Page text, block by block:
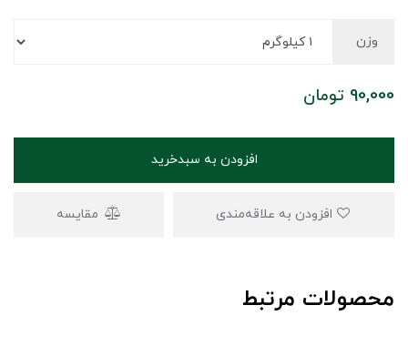
وزن
90,000 تومان
افزودن به سبدخرید
مقایسه
محصولات مرتبط